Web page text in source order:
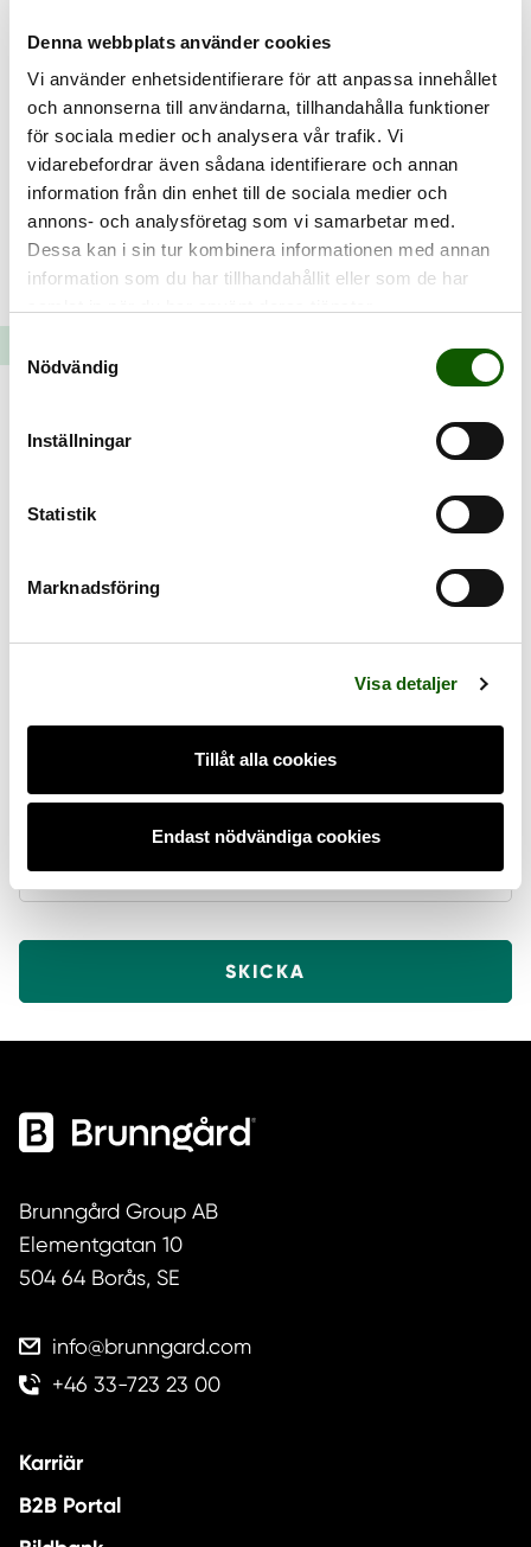
Denna webbplats använder cookies
Vi använder enhetsidentifierare för att anpassa innehållet
och annonserna till användarna, tillhandahålla funktioner
för sociala medier och analysera vår trafik. Vi
vidarebefordrar även sådana identifierare och annan
information från din enhet till de sociala medier och
annons- och analysföretag som vi samarbetar med.
Dessa kan i sin tur kombinera informationen med annan
information som du har tillhandahållit eller som de har
Nödvändig
Inställningar
Statistik
Marknadsföring
Visa detaljer
Tillåt alla cookies
Endast nödvändiga cookies
KONTAKTA OSS
hjälpa er!
FYLL I KONTAKTUPPGIFTER
NAMN*
Brunngård Group AB
Elementgatan 10
504 64 Borås, SE
info@brunngard.com
+46 33-723 23 00
Karriär
B2B Portal